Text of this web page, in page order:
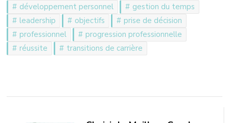
développement personnel
gestion du temps
leadership
objectifs
prise de décision
professionnel
progression professionnelle
réussite
transitions de carrière